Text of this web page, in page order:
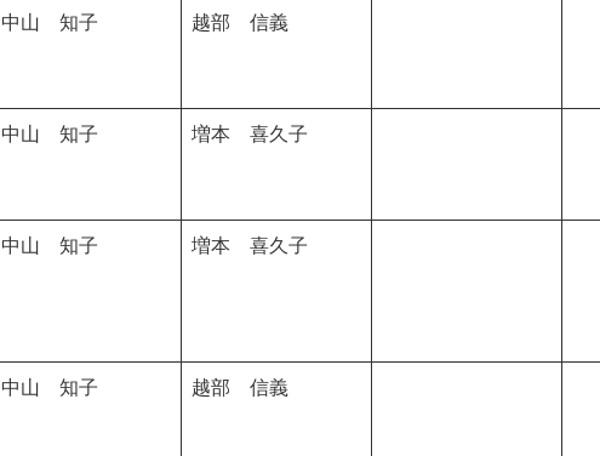
中山 知子 越部 信義
中山 知子 増本 喜久子
中山 知子 増本 喜久子
中山 知子 越部 信義